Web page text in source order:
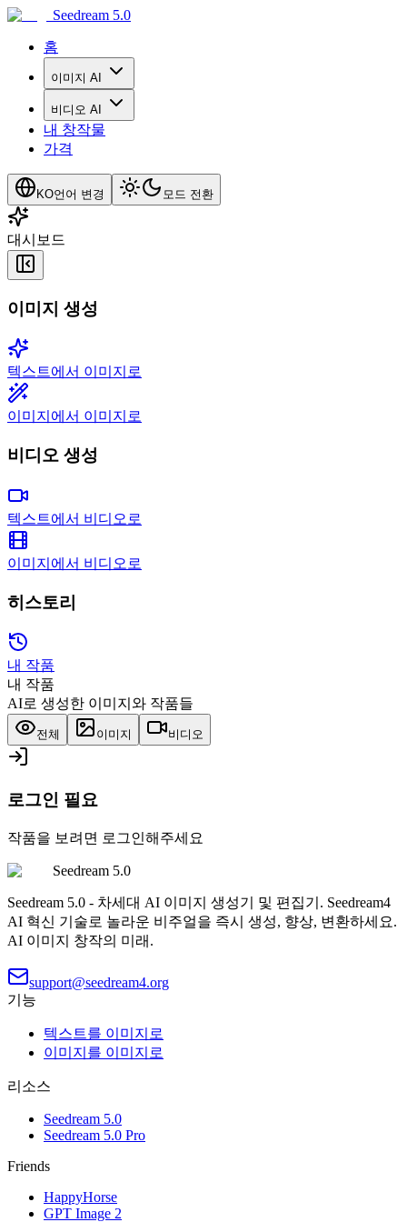
Seedream 5.0
홈
이미지 AI
비디오 AI
내 창작물
가격
KO언어 변경 모드 전환
대시보드
이미지 생성
텍스트에서 이미지로
이미지에서 이미지로
비디오 생성
텍스트에서 비디오로
이미지에서 비디오로
히스토리
내 작품
내 작품
AI로 생성한 이미지와 작품들
전체 이미지 비디오
로그인 필요
작품을 보려면 로그인해주세요
Seedream 5.0
Seedream 5.0 - 차세대 AI 이미지 생성기 및 편집기. Seedream4
AI 혁신 기술로 놀라운 비주얼을 즉시 생성, 향상, 변환하세요.
AI 이미지 창작의 미래.
support@seedream4.org
기능
텍스트를 이미지로
이미지를 이미지로
리소스
Seedream 5.0
Seedream 5.0 Pro
Friends
HappyHorse
GPT Image 2